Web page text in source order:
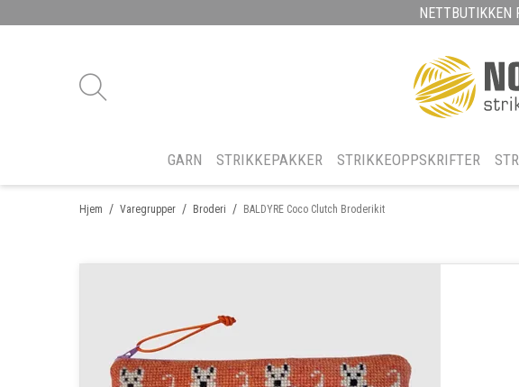
NETTBUTIKKEN
GARN STRIKKEPAKKER STRIKKEOPPSKRIFTER
/
Hjem /
Varegrupper /
Broderi BALDYRE Coco Clutch Broderikit